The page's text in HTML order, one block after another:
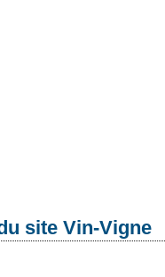
site Vin-Vigne